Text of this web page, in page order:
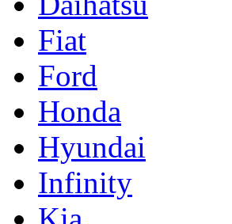
Fiat
Ford
Honda
Hyundai
Infinity